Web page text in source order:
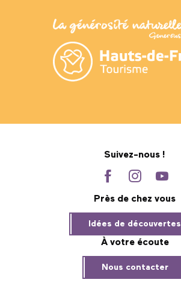
Suivez-nous !
Près de chez vous
Idées de découvertes
À votre écoute
Nous contacter